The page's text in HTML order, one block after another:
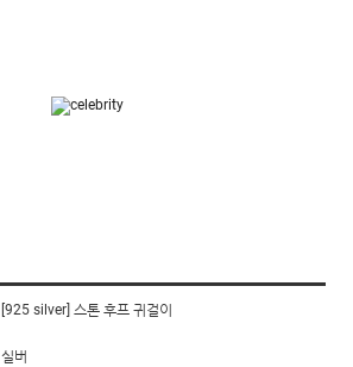
[925 silver] 스톤 후프 귀걸이
실버